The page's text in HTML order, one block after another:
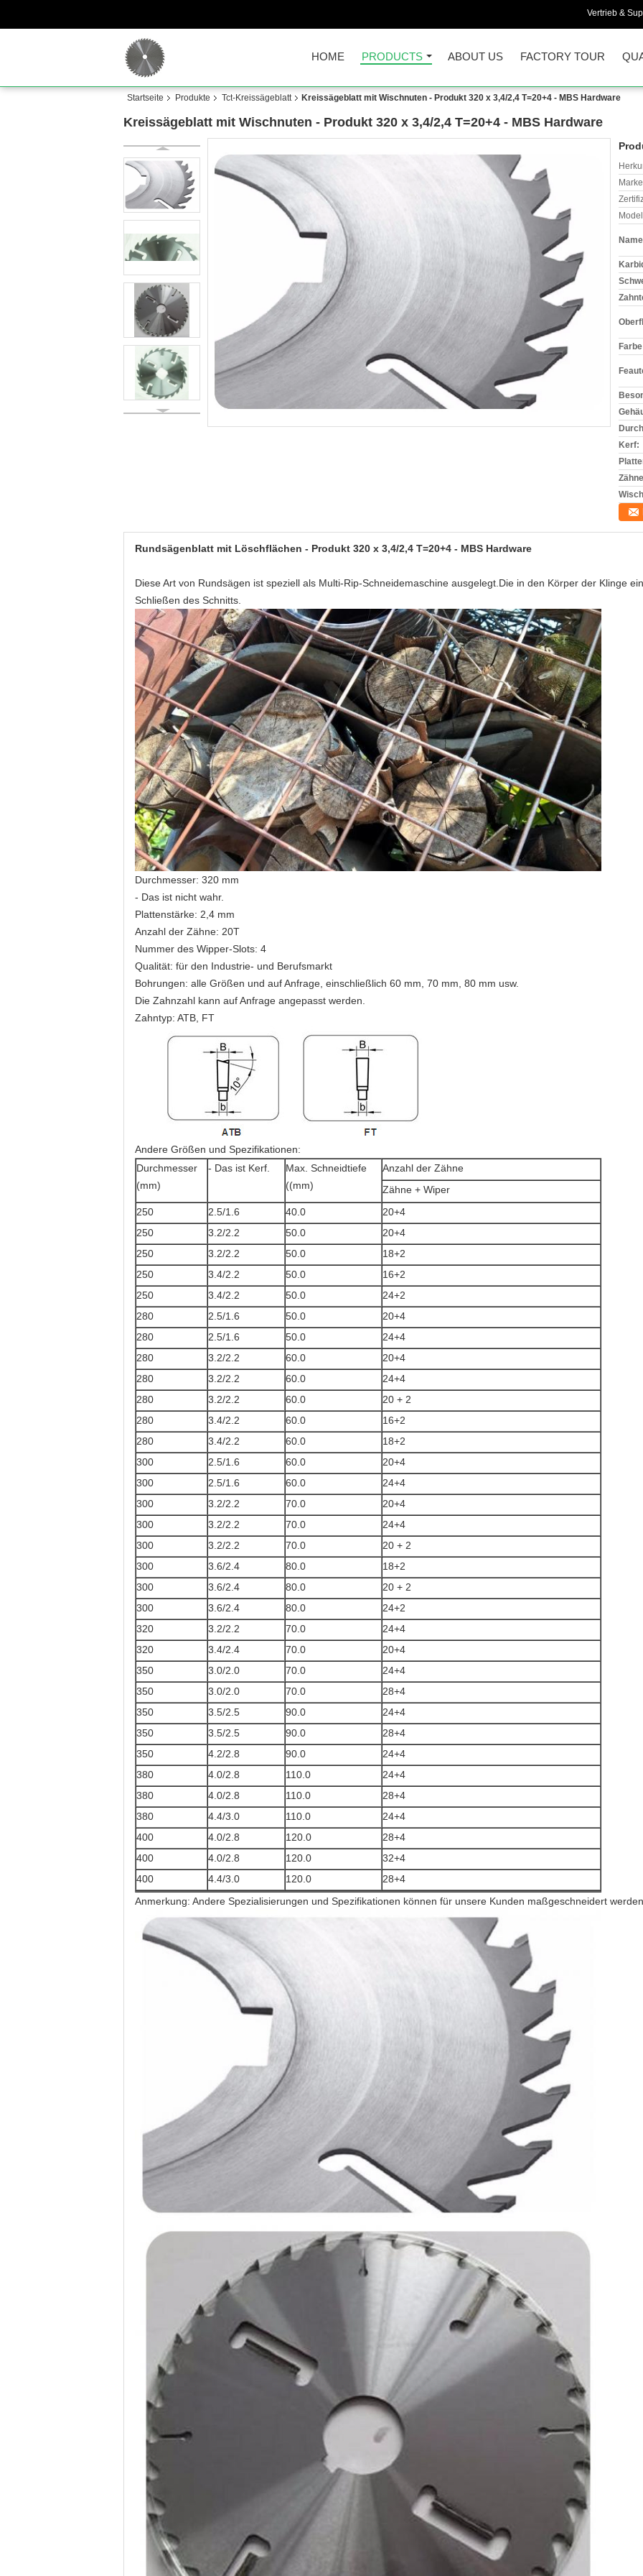
Vertrieb &
HOME PRODUCTS ABOUT US FACTORY TOUR
Startseite Produkte Tct-Kreissägeblatt Kreissägeblatt mit Wischnuten - Produkt 320 x 3,4/2,4 T=20+4 - MBS Hardware
Kreissägeblatt mit Wischnuten - Produkt 320 x 3,4/2,4 T=20+4 - MBS Hardware
Kerf:
Rundsägenblatt mit Löschflächen - Produkt 320 x 3,4/2,4 T=20+4 - MBS Hardware
Diese Art von Rundsägen ist speziell als Multi-Rip-Schneidemaschine ausgelegt.Die in den Körper der Klinge
Schließen des Schnitts.
Durchmesser: 320 mm
- Das ist nicht wahr.
Plattenstärke: 2,4 mm
Anzahl der Zähne: 20T
Nummer des Wipper-Slots: 4
Qualität: für den Industrie- und Berufsmarkt
Bohrungen: alle Größen und auf Anfrage, einschließlich 60 mm, 70 mm, 80 mm usw.
Die Zahnzahl kann auf Anfrage angepasst werden.
Zahntyp: ATB, FT
Andere Größen und Spezifikationen:
Durchmesser
(mm)
- Das ist Kerf.
Max. Schneidtiefe
((mm)
Anzahl der Zähne
Zähne + Wiper
250
2.5/1.6 40.0
20+4
250
3.2/2.2 50.0
20+4
250
3.2/2.2 50.0
18+2
250
3.4/2.2 50.0
16+2
250
3.4/2.2 50.0
24+2
280
2.5/1.6 50.0
20+4
280
2.5/1.6 50.0
24+4
280
3.2/2.2 60.0
20+4
280
3.2/2.2 60.0
24+4
280
3.2/2.2 60.0
20 + 2
280
3.4/2.2 60.0
16+2
280
3.4/2.2 60.0
18+2
300
2.5/1.6 60.0
20+4
300
2.5/1.6 60.0
24+4
300
3.2/2.2 70.0
20+4
300
3.2/2.2 70.0
24+4
300
3.2/2.2 70.0
20 + 2
300
3.6/2.4 80.0
18+2
300
3.6/2.4 80.0
20 + 2
300
3.6/2.4 80.0
24+2
320
3.2/2.2 70.0
24+4
320
3.4/2.4 70.0
20+4
350
3.0/2.0 70.0
24+4
350
3.0/2.0 70.0
28+4
350
3.5/2.5 90.0
24+4
350
3.5/2.5 90.0
28+4
350
4.2/2.8 90.0
24+4
380
4.0/2.8 110.0
24+4
380
4.0/2.8 110.0
28+4
380
4.4/3.0 110.0
24+4
400
4.0/2.8 120.0
28+4
400
4.0/2.8 120.0
32+4
400
4.4/3.0 120.0
28+4
Anmerkung: Andere Spezialisierungen und Spezifikationen können für unsere Kunden maßgeschneidert